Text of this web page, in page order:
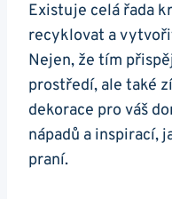
Existuje celá řada
recyklovat a
Nejen, že‍ tím
prostředí, ‌ale také
dekorace pro váš
nápadů a inspirací,
praní.